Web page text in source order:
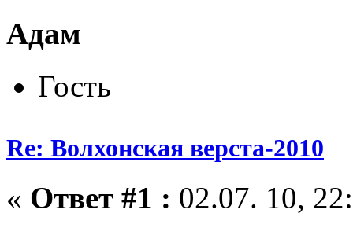
Адам
Гость
Re: Волхонская верста-2010
« Ответ #1 : 02.07. 10,